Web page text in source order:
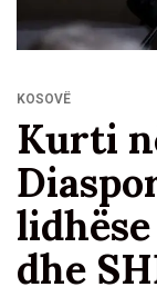
KOSOVË
Kurti
dhe